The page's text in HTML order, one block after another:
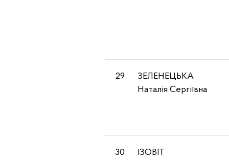
29
ЗЕЛЕНЕЦЬКА
Наталія Сергіївна
30
ІЗОВІТ